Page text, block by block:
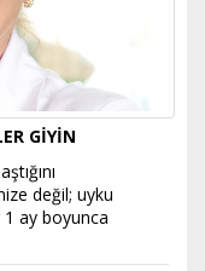
GİYİN
değil; uyku
ay boyunca